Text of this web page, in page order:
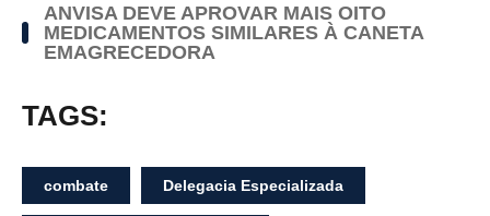
ANVISA DEVE APROVAR MAIS OITO
MEDICAMENTOS SIMILARES À CANETA
EMAGRECEDORA
TAGS:
combate Delegacia Especializada